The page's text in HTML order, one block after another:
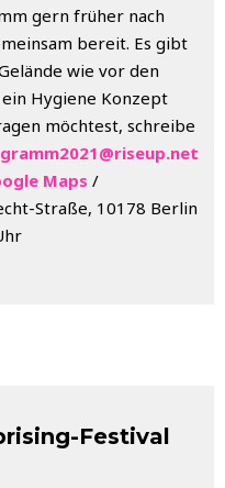
gern früher nach
bereit. Es gibt
wie vor den
Hygiene Konzept
möchtest, schreibe
Maps /
Straße, 10178 Berlin
Festival